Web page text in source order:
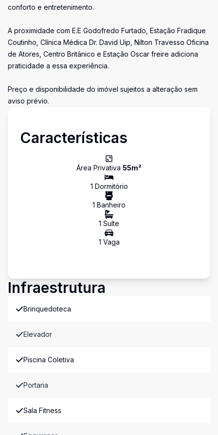
conforto e entretenimento.
A proximidade com E.E Godofredo Furtado, Estação Fradique
Coutinho, Clínica Médica Dr. David Uip, Nilton Travesso Oficina
de Atores, Centro Britânico e Estação Oscar freire adiciona
praticidade a essa experiência.
Preço e disponibilidade do imóvel sujeitos a alteração sem
aviso prévio.
Características
Área Privativa 55m²
1 Dormitório
1 Banheiro
1 Suíte
1 Vaga
Infraestrutura
Brinquedoteca
Elevador
Piscina Coletiva
Portaria
Sala Fitness